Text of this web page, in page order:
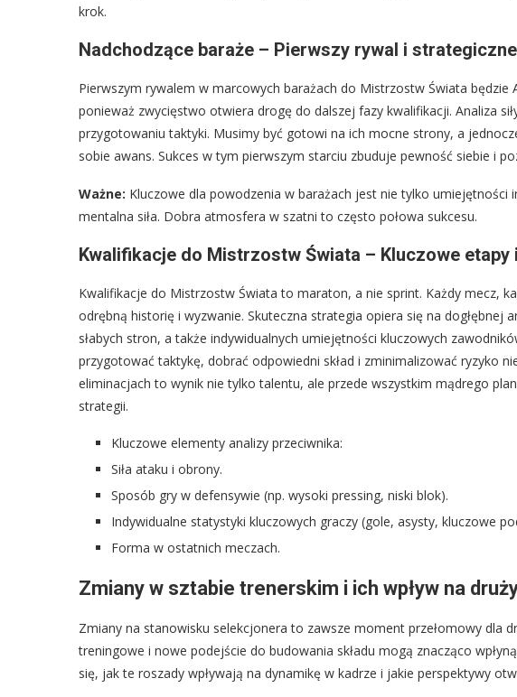
krok.
Nadchodzące baraże – Pierwszy rywal i
Pierwszym rywalem w marcowych barażach do Mistrzostw Świata
ponieważ zwycięstwo otwiera drogę do dalszej fazy kwalifikacji. Analiza
przygotowaniu taktyki. Musimy być gotowi na ich mocne strony, a
sobie awans. Sukces w tym pierwszym starciu zbuduje pewność siebie i
Ważne: Kluczowe dla powodzenia w barażach jest nie tylko umiejętności
mentalna siła. Dobra atmosfera w szatni to często połowa sukcesu.
Kwalifikacje do Mistrzostw Świata – Kluczowe
Kwalifikacje do Mistrzostw Świata to maraton, a nie sprint. Każdy mecz,
odrębną historię i wyzwanie. Skuteczna strategia opiera się na dogłębnej
słabych stron, a także indywidualnych umiejętności kluczowych
przygotować taktykę, dobrać odpowiedni skład i zminimalizować ryzyko
eliminacjach to wynik nie tylko talentu, ale przede wszystkim mądrego
strategii.
Kluczowe elementy analizy przeciwnika:
Siła ataku i obrony.
Sposób gry w defensywie (np. wysoki pressing, niski blok).
Indywidualne statystyki kluczowych graczy (gole, asysty, kluczowe
Forma w ostatnich meczach.
Zmiany w sztabie trenerskim i ich wpływ na
Zmiany na stanowisku selekcjonera to zawsze moment przełomowy dla
treningowe i nowe podejście do budowania składu mogą znacząco
się, jak te roszady wpływają na dynamikę w kadrze i jakie perspektywy